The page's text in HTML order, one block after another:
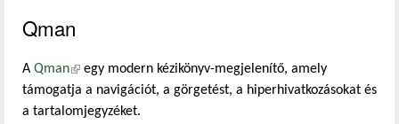
Qman
A Qman(külső hivatkozás)
egy modern kézikönyv-megjelenítő, amely
támogatja a navigációt, a görgetést, a hiperhivatkozásokat és
a tartalomjegyzéket.